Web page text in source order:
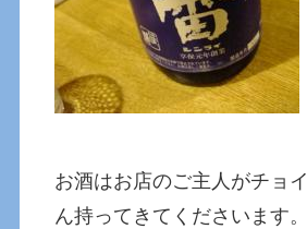
お酒はお店のご主人がチョ
ん持ってきてくださいます。